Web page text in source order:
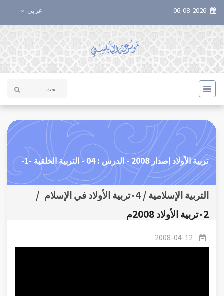
عربي
تربية الأولاد إصدار 2008 - الدرس : 04 - التربية الخلقية -1-
التربية الإسلامية / ٠4تربية الأولاد في الإسلام
/
٠2تربية الأولاد 2008م
2008-04-12